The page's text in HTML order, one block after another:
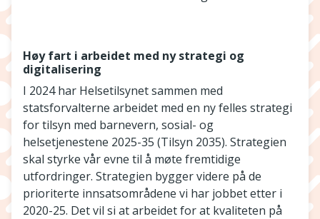
Høy fart i arbeidet med ny strategi og
digitalisering
I 2024 har Helsetilsynet sammen med
statsforvalterne arbeidet med en ny felles strategi
for tilsyn med barnevern, sosial- og
helsetjenestene 2025-35 (Tilsyn 2035). Strategien
skal styrke vår evne til å møte fremtidige
utfordringer. Strategien bygger videre på de
prioriterte innsatsområdene vi har jobbet etter i
2020-25. Det vil si at arbeidet for at kvaliteten på